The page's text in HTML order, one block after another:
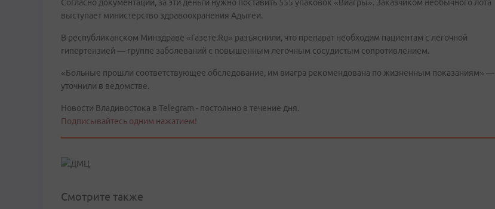
Согласно документации, за эти деньги нужно поставить 555 упаковок «Виагры». Заказчиком необычного лота
выступает министерство здравоохранения Адыгеи.
В республиканском Минздраве «Газете.Ru» разъяснили, что препарат необходим пациентам с легочной
гипертензией — группе заболеваний с повышенным легочным сосудистым сопротивлением.
«Больные прошли соответствующее обследование, им виагра рекомендована по жизненным показаниям» —
уточнили в ведомстве.
Новости Владивостока в Telegram - постоянно в течение дня.
Подписывайтесь одним нажатием!
Смотрите также